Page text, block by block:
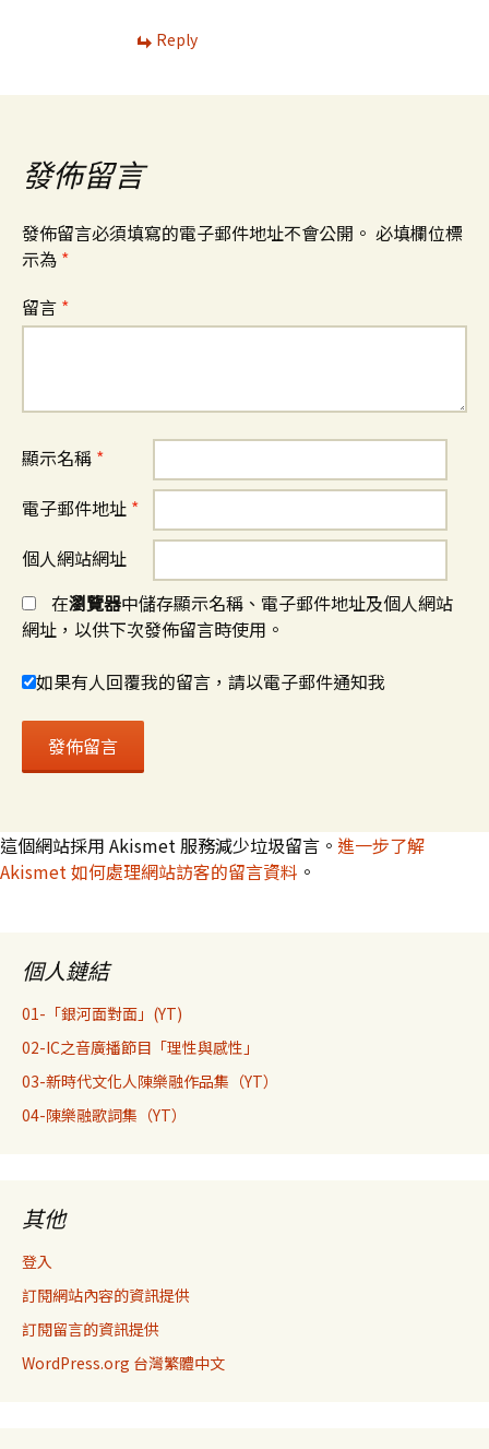
Reply
發佈留言
發佈留言必須填寫的電子郵件地址不會公開。 必填欄位標
示為 *
留言 *
顯示名稱 *
電子郵件地址 *
個人網站網址
在瀏覽器中儲存顯示名稱、電子郵件地址及個人網站
網址，以供下次發佈留言時使用。
如果有人回覆我的留言，請以電子郵件通知我
這個網站採用 Akismet 服務減少垃圾留言。 進一步了解
Akismet 如何處理網站訪客的留言資料 。
個人鏈結
01-「銀河面對面」(YT)
02-IC之音廣播節目「理性與感性」
03-新時代文化人陳樂融作品集（YT）
04-陳樂融歌詞集（YT）
其他
登入
訂閱網站內容的資訊提供
訂閱留言的資訊提供
WordPress.org 台灣繁體中文